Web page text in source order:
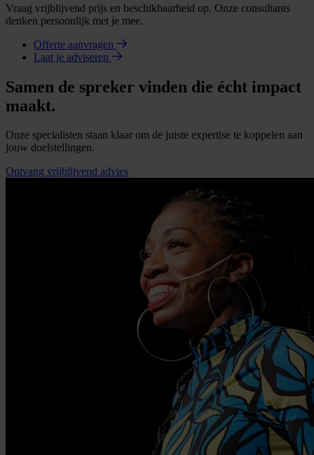
Vraag vrijblijvend prijs en beschikbaarheid op. Onze consultants
denken persoonlijk met je mee.
Offerte aanvragen
Laat je adviseren
Samen de spreker vinden die écht impact
maakt.
Onze specialisten staan klaar om de juiste expertise te koppelen aan
jouw doelstellingen.
Ontvang vrijblijvend advies